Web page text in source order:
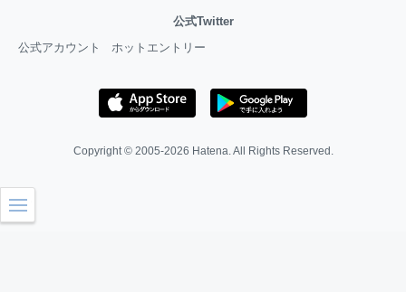
公式Twitter
公式アカウント
ホットエントリー
Copyright © 2005-2026 Hatena. All Rights Reserved.